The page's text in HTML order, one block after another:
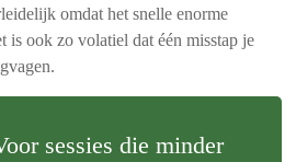
omdat het snelle enorme
ook zo volatiel dat één misstap je
sessies die minder